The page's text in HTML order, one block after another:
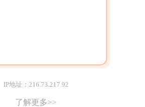
IP地址：216.73.217.92
了解更多>>